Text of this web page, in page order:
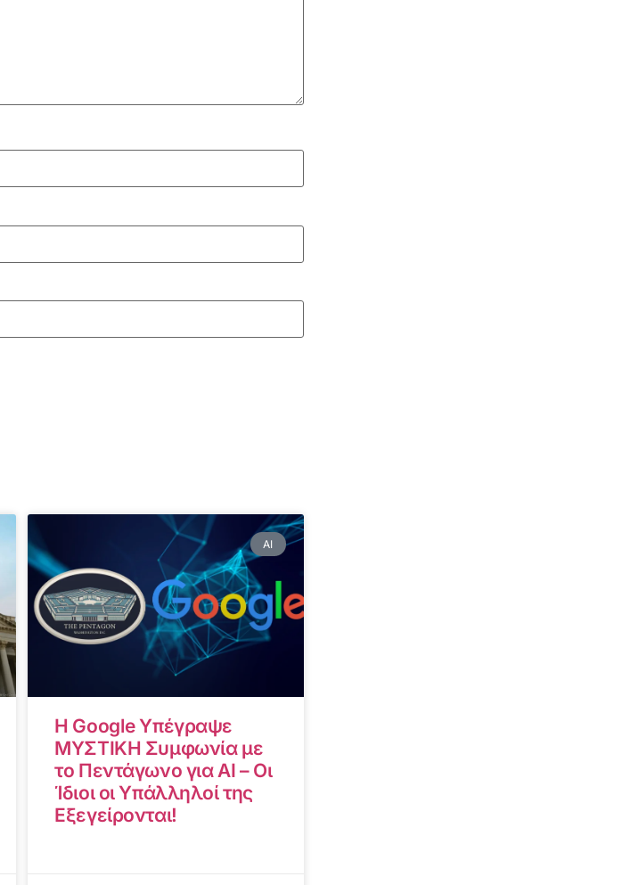
AI
Η Google Υπέγραψε
ΜΥΣΤΙΚΗ Συμφωνία με
το Πεντάγωνο για AI – Οι
Ίδιοι οι Υπάλληλοί της
Εξεγείρονται!